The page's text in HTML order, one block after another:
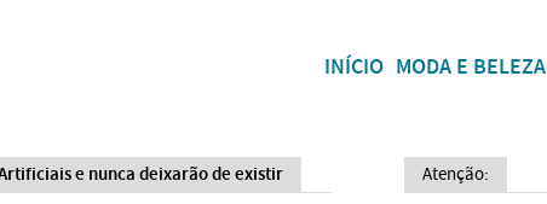
INÍCIO MODA E BELEZA
e nunca deixarão de existir Atenção: